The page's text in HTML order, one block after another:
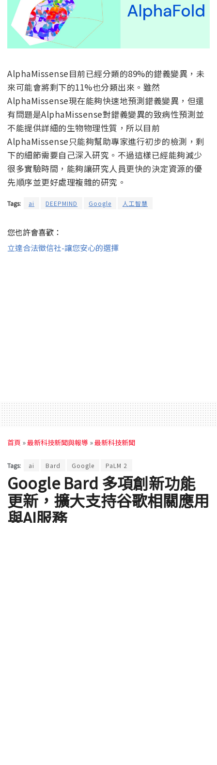
AlphaMissense目前已經分類的89%的錯義變異，未
來可能會將剩下的11%也分類出來。雖然
AlphaMissense現在能夠快速地預測錯義變異，但還
有問題是AlphaMissense對錯義變異的致病性預測並
不能提供詳細的生物物理性質，所以目前
AlphaMissense只能夠幫助專家進行初步的檢測，剩
下的細節需要自己深入研究。不過這樣已經能夠減少
很多實驗時間，能夠讓研究人員更快的決定資源的優
先順序並更好處理複雜的研究。
Tags: ai DEEPMIND Google 人工智慧
您也許會喜歡：
立達合法徵信社-讓您安心的選擇
首頁 »最新科技新聞與報導 »最新科技新聞
Tags: ai Bard Google PaLM 2
Google Bard 多項創新功能
更新，擴大支持谷歌相關應用
與AI服務